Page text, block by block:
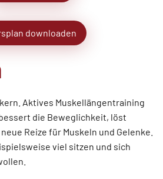
downloaden
Aktives Muskellängentraining
die Beweglichkeit, löst
Reize für Muskeln und Gelenke.
viel sitzen und sich